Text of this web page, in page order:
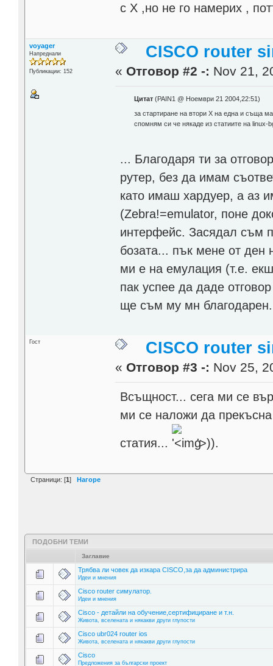
с Х ,но не го намерих ,
voyager
Напреднали
Публикации: 152
CISCO router
« Отговор #2 -: Nov 21,
Цитат(PAIN1 @ Ноември 21 2004,22:51)
за стартиране на втори Х на една и съща
спомням си че някаде из статиите на
... Благодаря ти за
рутер, без да имам
като имаш хардуер, а аз
(Zebra!=emulator, поне
интерфейс. Засядал съм
бозата... пък мене от ден
ми е на емулация (т.е.
пак успее да даде
ще съм му мн благодарен.
Гост CISCO router
« Отговор #3 -: Nov 25,
Всъщност... сега ми се
ми се наложи да прекъсна
статия... '>)).
Страници: [1] Нагоре
ПОДОБНИ ТЕМИ
Заглавие
Трябва ли човек да изкара CISCO,за да администрира
Идеи и мнения
Cisco router симулатор.
Идеи и мнения
Cisco - детайли на обучение,сертифициране и т.н.
Живота, вселената и някакви други глупости
Cisco ubr024 router ios
Живота, вселената и някакви други глупости
Cisco
Предложения за български проект